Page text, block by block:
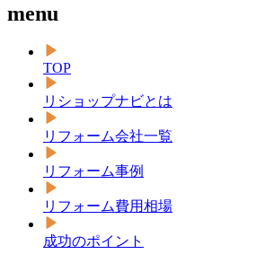
menu
TOP
リショップナビとは
リフォーム会社一覧
リフォーム事例
リフォーム費用相場
成功のポイント